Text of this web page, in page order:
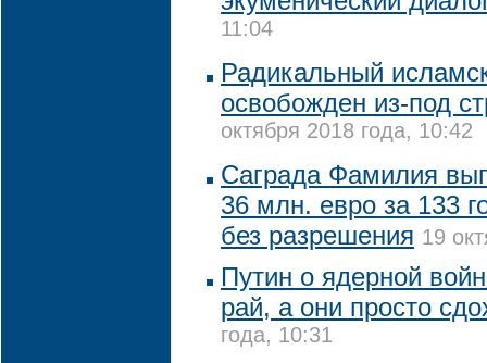
11:04
Радикальный
освобожден из-под
октября 2018 года, 10:42
Саграда Фамилия
36 млн. евро за 133
без разрешения 19
Путин о ядерной
рай, а они просто
года, 10:31